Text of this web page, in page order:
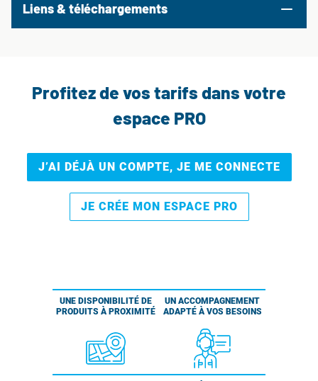
Liens & téléchargements
Profitez de vos tarifs dans votre
espace PRO
J’AI DÉJÀ UN COMPTE, JE ME CONNECTE
JE CRÉE MON ESPACE PRO
UNE DISPONIBILITÉ DE
PRODUITS À PROXIMITÉ
UN ACCOMPAGNEMENT
ADAPTÉ À VOS BESOINS